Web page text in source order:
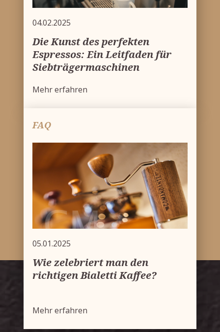
04.02.2025
Die Kunst des perfekten
Espressos: Ein Leitfaden für
Siebträgermaschinen
Mehr erfahren
FAQ
05.01.2025
Wie zelebriert man den
richtigen Bialetti Kaffee?
Mehr erfahren